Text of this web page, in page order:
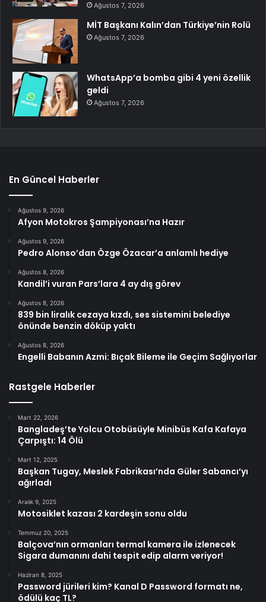
Ağustos 7, 2026
MİT Başkanı Kalın’dan Türkiye’nin Rolü
Ağustos 7, 2026
WhatsApp’a bomba gibi 4 yeni özellik
geldi
Ağustos 7, 2026
En Güncel Haberler
Ağustos 9, 2026
Afyon Motokros Şampiyonası’na Hazır
Ağustos 9, 2026
Pedro Alonso’dan Özge Özacar’a anlamlı hediye
Ağustos 8, 2026
Kandil’i vuran Pars’lara 4 ay dış görev
Ağustos 8, 2026
839 bin liralık cezaya kızdı, ses sistemini belediye
önünde benzin döküp yaktı
Ağustos 8, 2026
Engelli Babanın Azmi: Bıçak Bileme ile Geçim Sağlıyorlar
Rastgele Haberler
Mart 22, 2026
Bangladeş’te Yolcu Otobüsüyle Minibüs Kafa Kafaya
Çarpıştı: 14 Ölü
Mart 12, 2025
Başkan Tugay, Meslek Fabrikası’nda Güler Sabancı’yı
ağırladı
Aralık 9, 2025
Motosiklet kazası 2 kardeşin sonu oldu
Temmuz 20, 2025
Balçova’nın ormanları termal kamera ile izlenecek
Sigara dumanını dahi tespit edip alarm veriyor!
Haziran 8, 2025
Password jürileri kim? Kanal D Password formatı ne,
ödülü kaç TL?